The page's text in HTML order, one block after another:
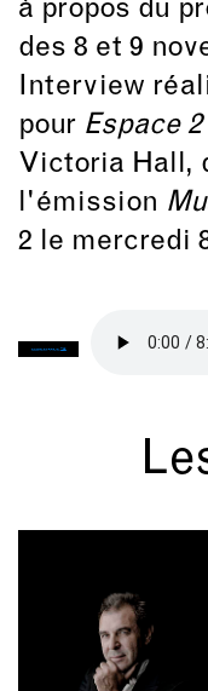
à propos du
des 8 et 9
Interview
pour Espace 2
Victoria Hall,
l'émission
2 le mercredi